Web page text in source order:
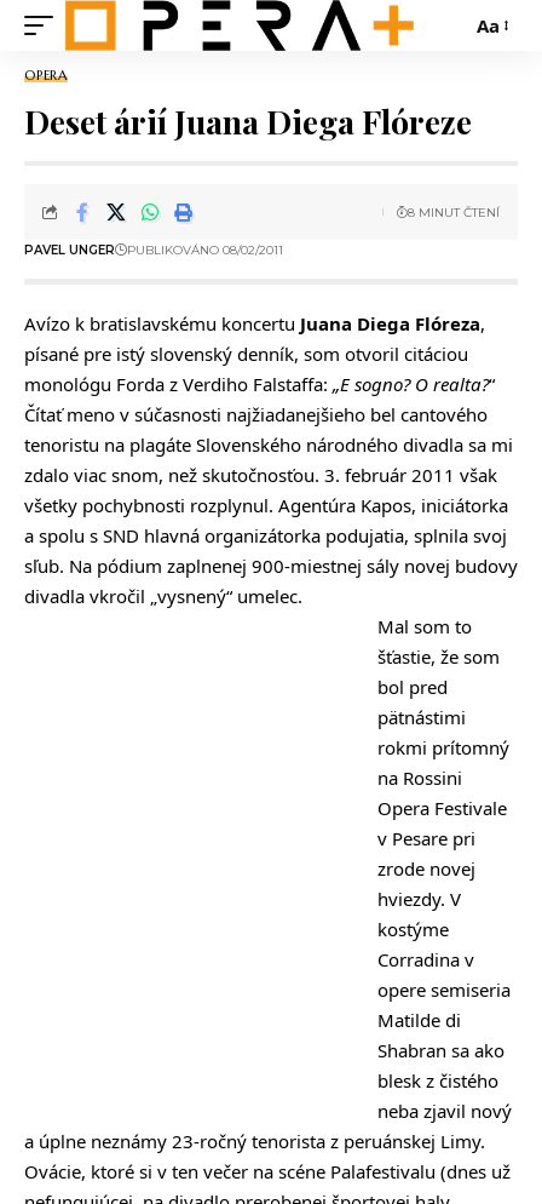
Aa
OPERA
Deset árií Juana Diega Flóreze
PAVEL UNGER PUBLIKOVÁNO 08/02/2011
8 MINUT ČTENÍ
Avízo k bratislavskému koncertu Juana Diega Flóreza,
písané pre istý slovenský denník, som otvoril citáciou
monológu Forda z Verdiho Falstaffa: „E sogno? O realta?“
Čítať meno v súčasnosti najžiadanejšieho bel cantového
tenoristu na plagáte Slovenského národného divadla sa mi
zdalo viac snom, než skutočnosťou. 3. február 2011 však
všetky pochybnosti rozplynul. Agentúra Kapos, iniciátorka
a spolu s SND hlavná organizátorka podujatia, splnila svoj
sľub. Na pódium zaplnenej 900-miestnej sály novej budovy
divadla vkročil „vysnený“ umelec.
Mal som to
šťastie, že som
bol pred
pätnástimi
rokmi prítomný
na Rossini
Opera Festivale
v Pesare pri
zrode novej
hviezdy. V
kostýme
Corradina v
opere semiseria
Matilde di
Shabran sa ako
blesk z čistého
neba zjavil nový
a úplne neznámy 23-ročný tenorista z peruánskej Limy.
Ovácie, ktoré si v ten večer na scéne Palafestivalu (dnes už